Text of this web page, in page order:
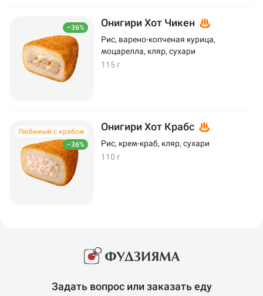
–36% Онигири Хот Чикен
Рис, варено-копченая курица,
моцарелла, кляр, сухари
115 г
–36%
Любимый с крабом Онигири Хот Крабс
Рис, крем-краб, кляр, сухари
110 г
Задать вопрос или заказать еду